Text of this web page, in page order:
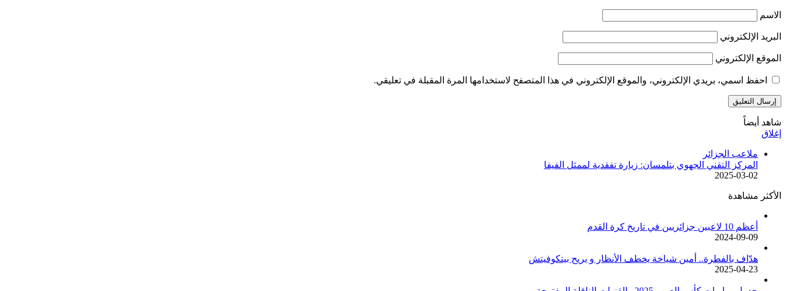
الاسم
البريد الإلكتروني
الموقع الإلكتروني
احفظ اسمي، بريدي الإلكتروني، والموقع الإلكتروني في هذا المتصفح لاستخدامها المرة المقبلة في تعليقي.
شاهد أيضاً
إغلاق
ملاعب الجزائر
المركز التقني الجهوي بتلمسان: زيارة تفقدية لممثل الفيفا
2025-03-02
الأكثر مشاهدة
أعظم 10 لاعبين جزائريين في تاريخ كرة القدم
2024-09-09
هدّاف بالفطرة.. أمين شياخة يخطف الأنظار و يريح بيتكوفيتش
2025-04-23